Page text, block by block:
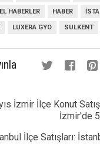
HABERLER HABER
LUXERA GYO SULKENT
İzmir İlçe Konut
İzmir'de
İlçe Satışları: